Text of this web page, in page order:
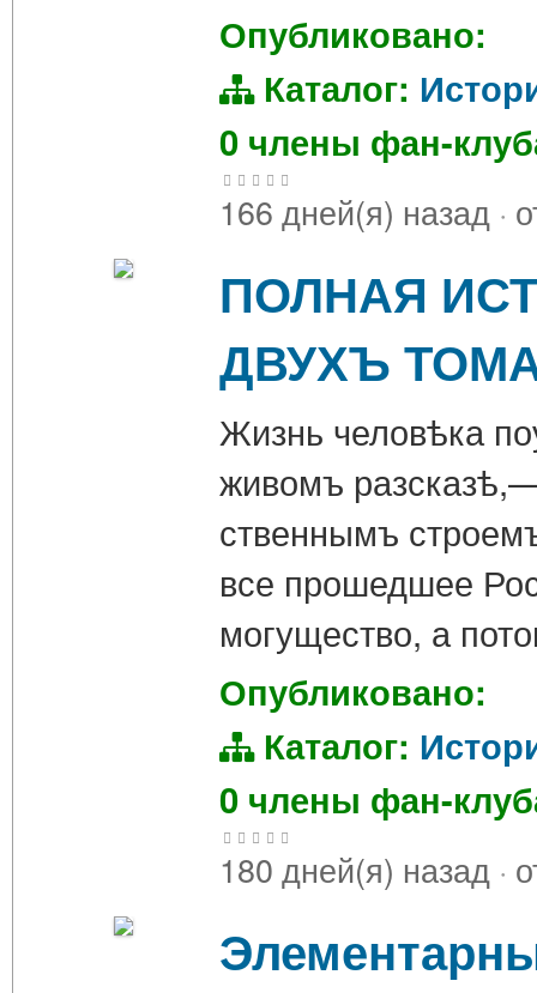
Опубликовано:
Каталог:
0 члены фан-
166 дней(я) назад ·
ПОЛНАЯ
ДВУХЪ
Жизнь человѣка
живомъ
ственнымъ
все прошедшее
могущество, а
Опубликовано:
Каталог:
0 члены фан-
180 дней(я) назад ·